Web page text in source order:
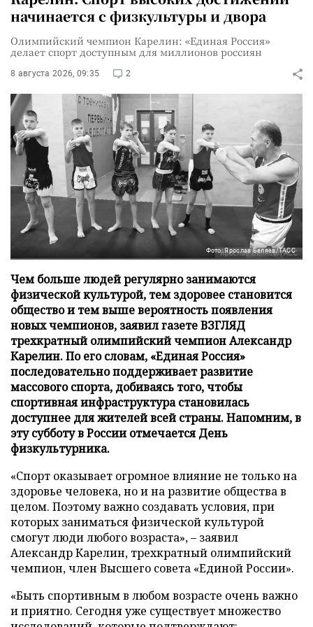
начинается с физкультуры и двора
Олимпийский чемпион Карелин: «Единая Россия»
делает спорт доступным для миллионов россиян
8 августа 2026, 09:35 2
Фото: Ярослав Беляев/ТАСС
Чем больше людей регулярно занимаются
физической культурой, тем здоровее становится
общество и тем выше вероятность появления
новых чемпионов, заявил газете ВЗГЛЯД
трехкратный олимпийский чемпион Александр
Карелин. По его словам, «Единая Россия»
последовательно поддерживает развитие
массового спорта, добиваясь того, чтобы
спортивная инфраструктура становилась
доступнее для жителей всей страны. Напомним, в
эту субботу в России отмечается День
физкультурника.
«Спорт оказывает огромное влияние не только на
здоровье человека, но и на развитие общества в
целом. Поэтому важно создавать условия, при
которых заниматься физической культурой
смогут люди любого возраста», – заявил
Александр Карелин, трехкратный олимпийский
чемпион, член Высшего совета «Единой России».
«Быть спортивным в любом возрасте очень важно
и приятно. Сегодня уже существует множество